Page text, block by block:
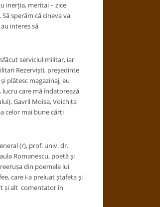
inerția, meritai – zice
sperăm că cineva va
interes să
serviciul militar, iar
Rezerviști, președinte
plătesc magazinaj, eu
care mă îndatorează
Gavril Moisa, Voichița
celor mai bune cărți
(r), prof. univ. dr.
Romanescu, poetă și
din poemele lui
care i-a preluat ștafeta și
și alt comentator în